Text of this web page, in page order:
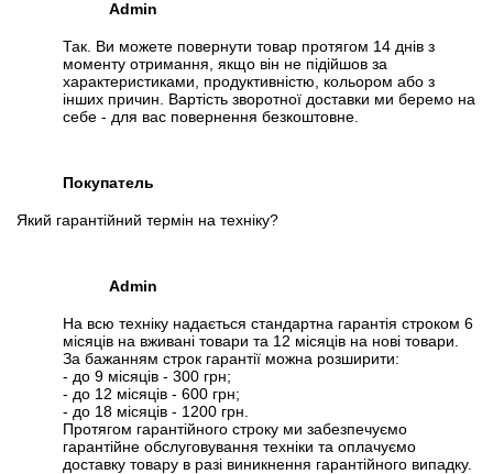
Admin
Так. Ви можете повернути товар протягом 14 днів з
моменту отримання, якщо він не підійшов за
характеристиками, продуктивністю, кольором або з
інших причин. Вартість зворотної доставки ми беремо на
себе - для вас повернення безкоштовне.
Покупатель
Який гарантійний термін на техніку?
Admin
На всю техніку надається стандартна гарантія строком 6
місяців на вживані товари та 12 місяців на нові товари.
За бажанням строк гарантії можна розширити:
- до 9 місяців - 300 грн;
- до 12 місяців - 600 грн;
- до 18 місяців - 1200 грн.
Протягом гарантійного строку ми забезпечуємо
гарантійне обслуговування техніки та оплачуємо
доставку товару в разі виникнення гарантійного випадку.